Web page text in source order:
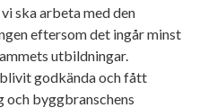
ska arbeta med den
eftersom det ingår minst
utbildningar.
godkända och fått
byggbranschens